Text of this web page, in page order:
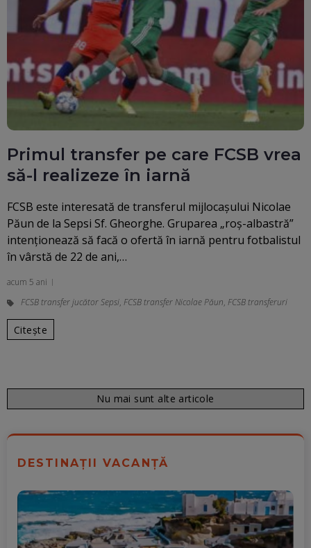
Primul transfer pe care FCSB vrea
să-l realizeze în iarnă
FCSB este interesată de transferul mijlocașului Nicolae
Păun de la Sepsi Sf. Gheorghe. Gruparea „roș-albastră”
intenționează să facă o ofertă în iarnă pentru fotbalistul
în vârstă de 22 de ani,…
acum 5 ani
FCSB transfer jucător Sepsi, FCSB transfer Nicolae Păun, FCSB transferuri
Citește
Nu mai sunt alte articole
DESTINAȚII VACANȚĂ